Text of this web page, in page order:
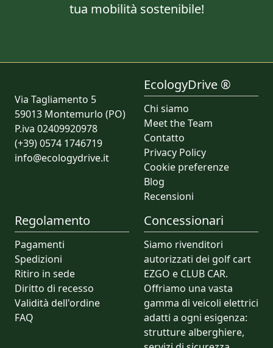
tua mobilità sostenibile!
Via Tagliamento 5
59013 Montemurlo (PO)
P.iva 02409920978
(+39) 0574 1746719
info@ecologydrive.it
EcologyDrive ®
Chi siamo
Meet the Team
Contatto
Privacy Policy
Cookie preferenze
Blog
Recensioni
Regolamento
Pagamenti
Spedizioni
Ritiro in sede
Diritto di recesso
Validità dell'ordine
FAQ
Concessionari
Siamo rivenditori
autorizzati dei golf cart
EZGO e CLUB CAR.
Offriamo una vasta
gamma di veicoli elettrici
adatti a ogni esigenza:
strutture alberghiere,